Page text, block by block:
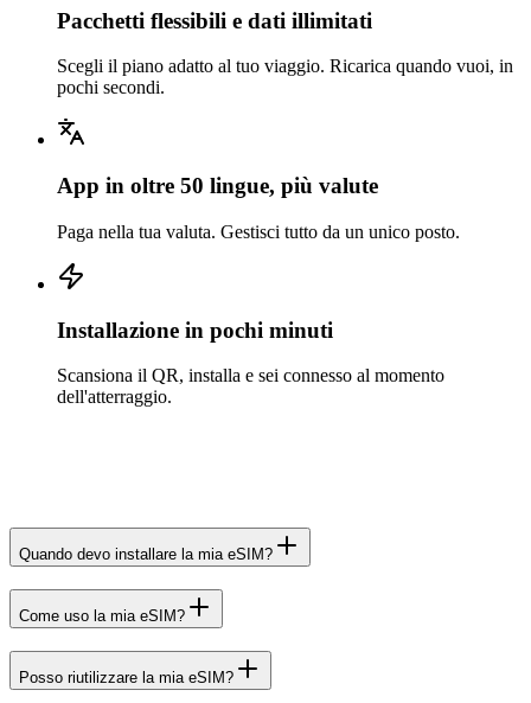
Pacchetti flessibili e dati illimitati
Scegli il piano adatto al tuo viaggio. Ricarica quando vuoi, in
pochi secondi.
App in oltre 50 lingue, più valute
Paga nella tua valuta. Gestisci tutto da un unico posto.
Installazione in pochi minuti
Scansiona il QR, installa e sei connesso al momento
dell'atterraggio.
Quando devo installare la mia eSIM?
Come uso la mia eSIM?
Posso riutilizzare la mia eSIM?